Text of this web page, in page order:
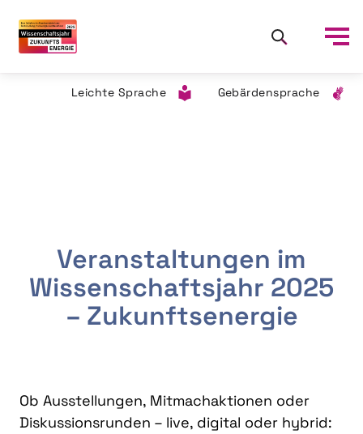
Leichte Sprache Gebärdensprache
Veranstaltungen im
Wissenschaftsjahr 2025
– Zukunftsenergie
Ob Ausstellungen, Mitmachaktionen oder
Diskussionsrunden – live, digital oder hybrid: